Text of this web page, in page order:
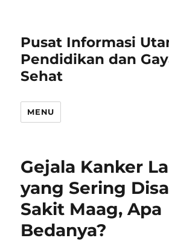
Pusat Informasi
Pendidikan dan
Sehat
MENU
Gejala Kanker
yang Sering
Sakit Maag, Apa
Bedanya?